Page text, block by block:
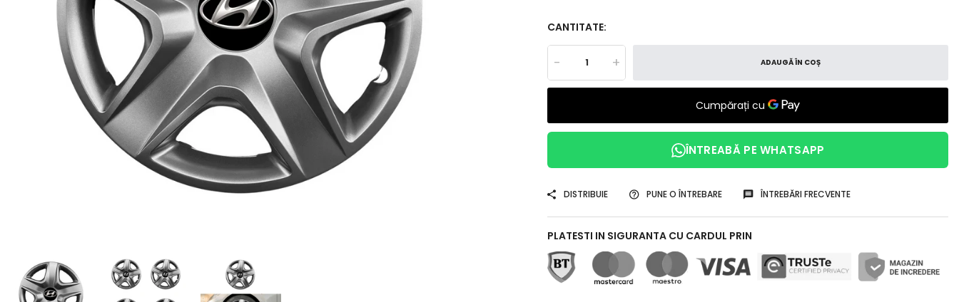
CANTITATE:
- + ADAUGĂ ÎN COȘ
ÎNTREABĂ PE WHATSAPP
DISTRIBUIE PUNE O ÎNTREBARE ÎNTREBĂRI FRECVENTE
PLATESTI IN SIGURANTA CU CARDUL PRIN